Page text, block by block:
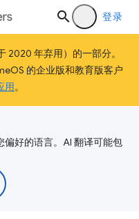
登录
2020 年弃用）的一部分。
的企业版和教育版客户
用。
好的语言。AI 翻译可能包